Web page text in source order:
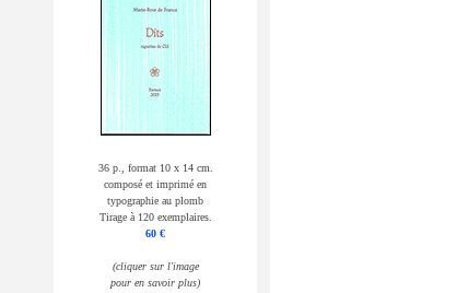
36 p., format 10 x 14 cm.
composé et imprimé en
typographie au plomb
Tirage à 120 exemplaires.
60 €
(cliquer sur l'image
pour en savoir plus)